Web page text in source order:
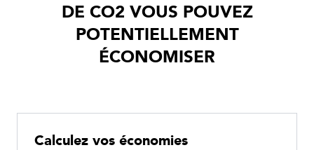
DE CO2 VOUS POUVEZ
POTENTIELLEMENT
ÉCONOMISER
Calculez vos économies